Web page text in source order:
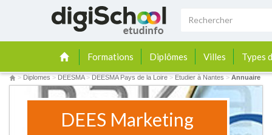
Formations Diplômes Villes Types
> Diplomes > DEESMA> DEESMA Pays de la Loire > Etudier à Nantes > Annuaire
DEES Marketing